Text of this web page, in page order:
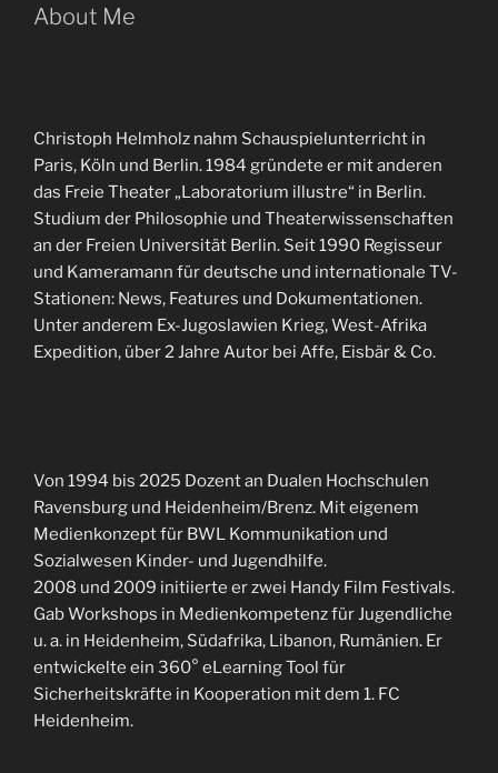
About Me
Christoph Helmholz nahm Schauspielunterricht in
Paris, Köln und Berlin. 1984 gründete er mit anderen
das Freie Theater „Laboratorium illustre“ in Berlin.
Studium der Philosophie und Theaterwissenschaften
an der Freien Universität Berlin. Seit 1990 Regisseur
und Kameramann für deutsche und internationale TV-
Stationen: News, Features und Dokumentationen.
Unter anderem Ex-Jugoslawien Krieg, West-Afrika
Expedition, über 2 Jahre Autor bei Affe, Eisbär & Co.
Von 1994 bis 2025 Dozent an Dualen Hochschulen
Ravensburg und Heidenheim/Brenz. Mit eigenem
Medienkonzept für BWL Kommunikation und
Sozialwesen Kinder- und Jugendhilfe.
2008 und 2009 initiierte er zwei Handy Film Festivals.
Gab Workshops in Medienkompetenz für Jugendliche
u. a. in Heidenheim, Südafrika, Libanon, Rumänien. Er
entwickelte ein 360° eLearning Tool für
Sicherheitskräfte in Kooperation mit dem 1. FC
Heidenheim.